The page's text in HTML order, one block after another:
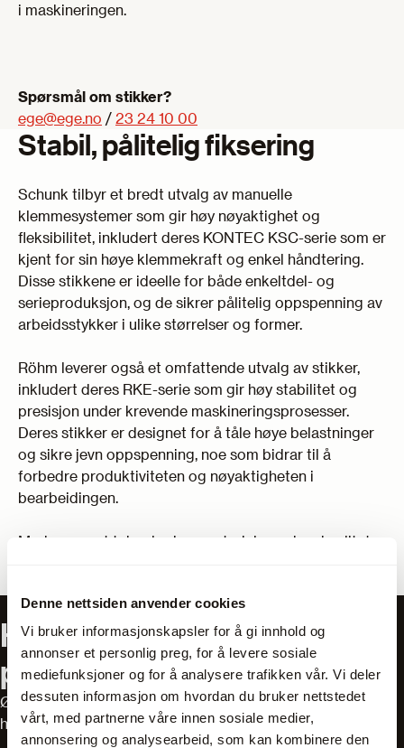
Denne nettsiden anvender cookies
Vi bruker informasjonskapsler for å gi innhold og
annonser et personlig preg, for å levere sosiale
mediefunksjoner og for å analysere trafikken vår. Vi deler
dessuten informasjon om hvordan du bruker nettstedet
vårt, med partnerne våre innen sosiale medier,
annonsering og analysearbeid, som kan kombinere den
i maskineringen.
Spørsmål om stikker?
ege@ege.no / 23 24 10 00
Stabil, pålitelig fiksering
Schunk tilbyr et bredt utvalg av manuelle
klemmesystemer som gir høy nøyaktighet og
fleksibilitet, inkludert deres KONTEC KSC-serie som er
kjent for sin høye klemmekraft og enkel håndtering.
Disse stikkene er ideelle for både enkeltdel- og
serieproduksjon, og de sikrer pålitelig oppspenning av
arbeidsstykker i ulike størrelser og former.
Röhm leverer også et omfattende utvalg av stikker,
inkludert deres RKE-serie som gir høy stabilitet og
presisjon under krevende maskineringsprosesser.
Deres stikker er designet for å tåle høye belastninger
og sikre jevn oppspenning, noe som bidrar til å
forbedre produktiviteten og nøyaktigheten i
bearbeidingen.
Med avansert teknologi og materialer av høy kvalitet,
Har du spørsmål om våre
produkter?
Ønsker du hjelp til å finne riktig utstyr? Våre salgsteknikere
har mange års erfaring og er eksperter innen bransjen.